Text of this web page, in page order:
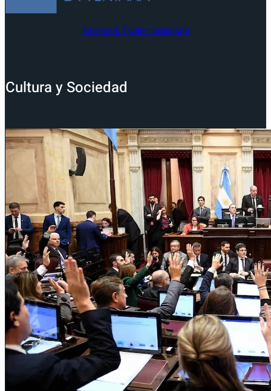
Facebook Twitter Instagram
Cultura y Sociedad